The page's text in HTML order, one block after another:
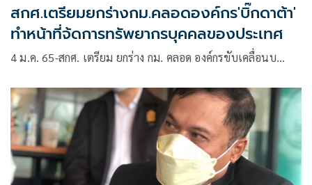
สกศ.เตรียมยกร่างกม.คลอดองค์กร'บิ๊กดาต้า'
ทำหน้าที่จ้ดการทรัพยากรบุคคลของประเทศ
4 ม.ค. 65-สกศ. เตรียม ยกร่าง กม. คลอด องค์กรขับเคลื่อนบ…